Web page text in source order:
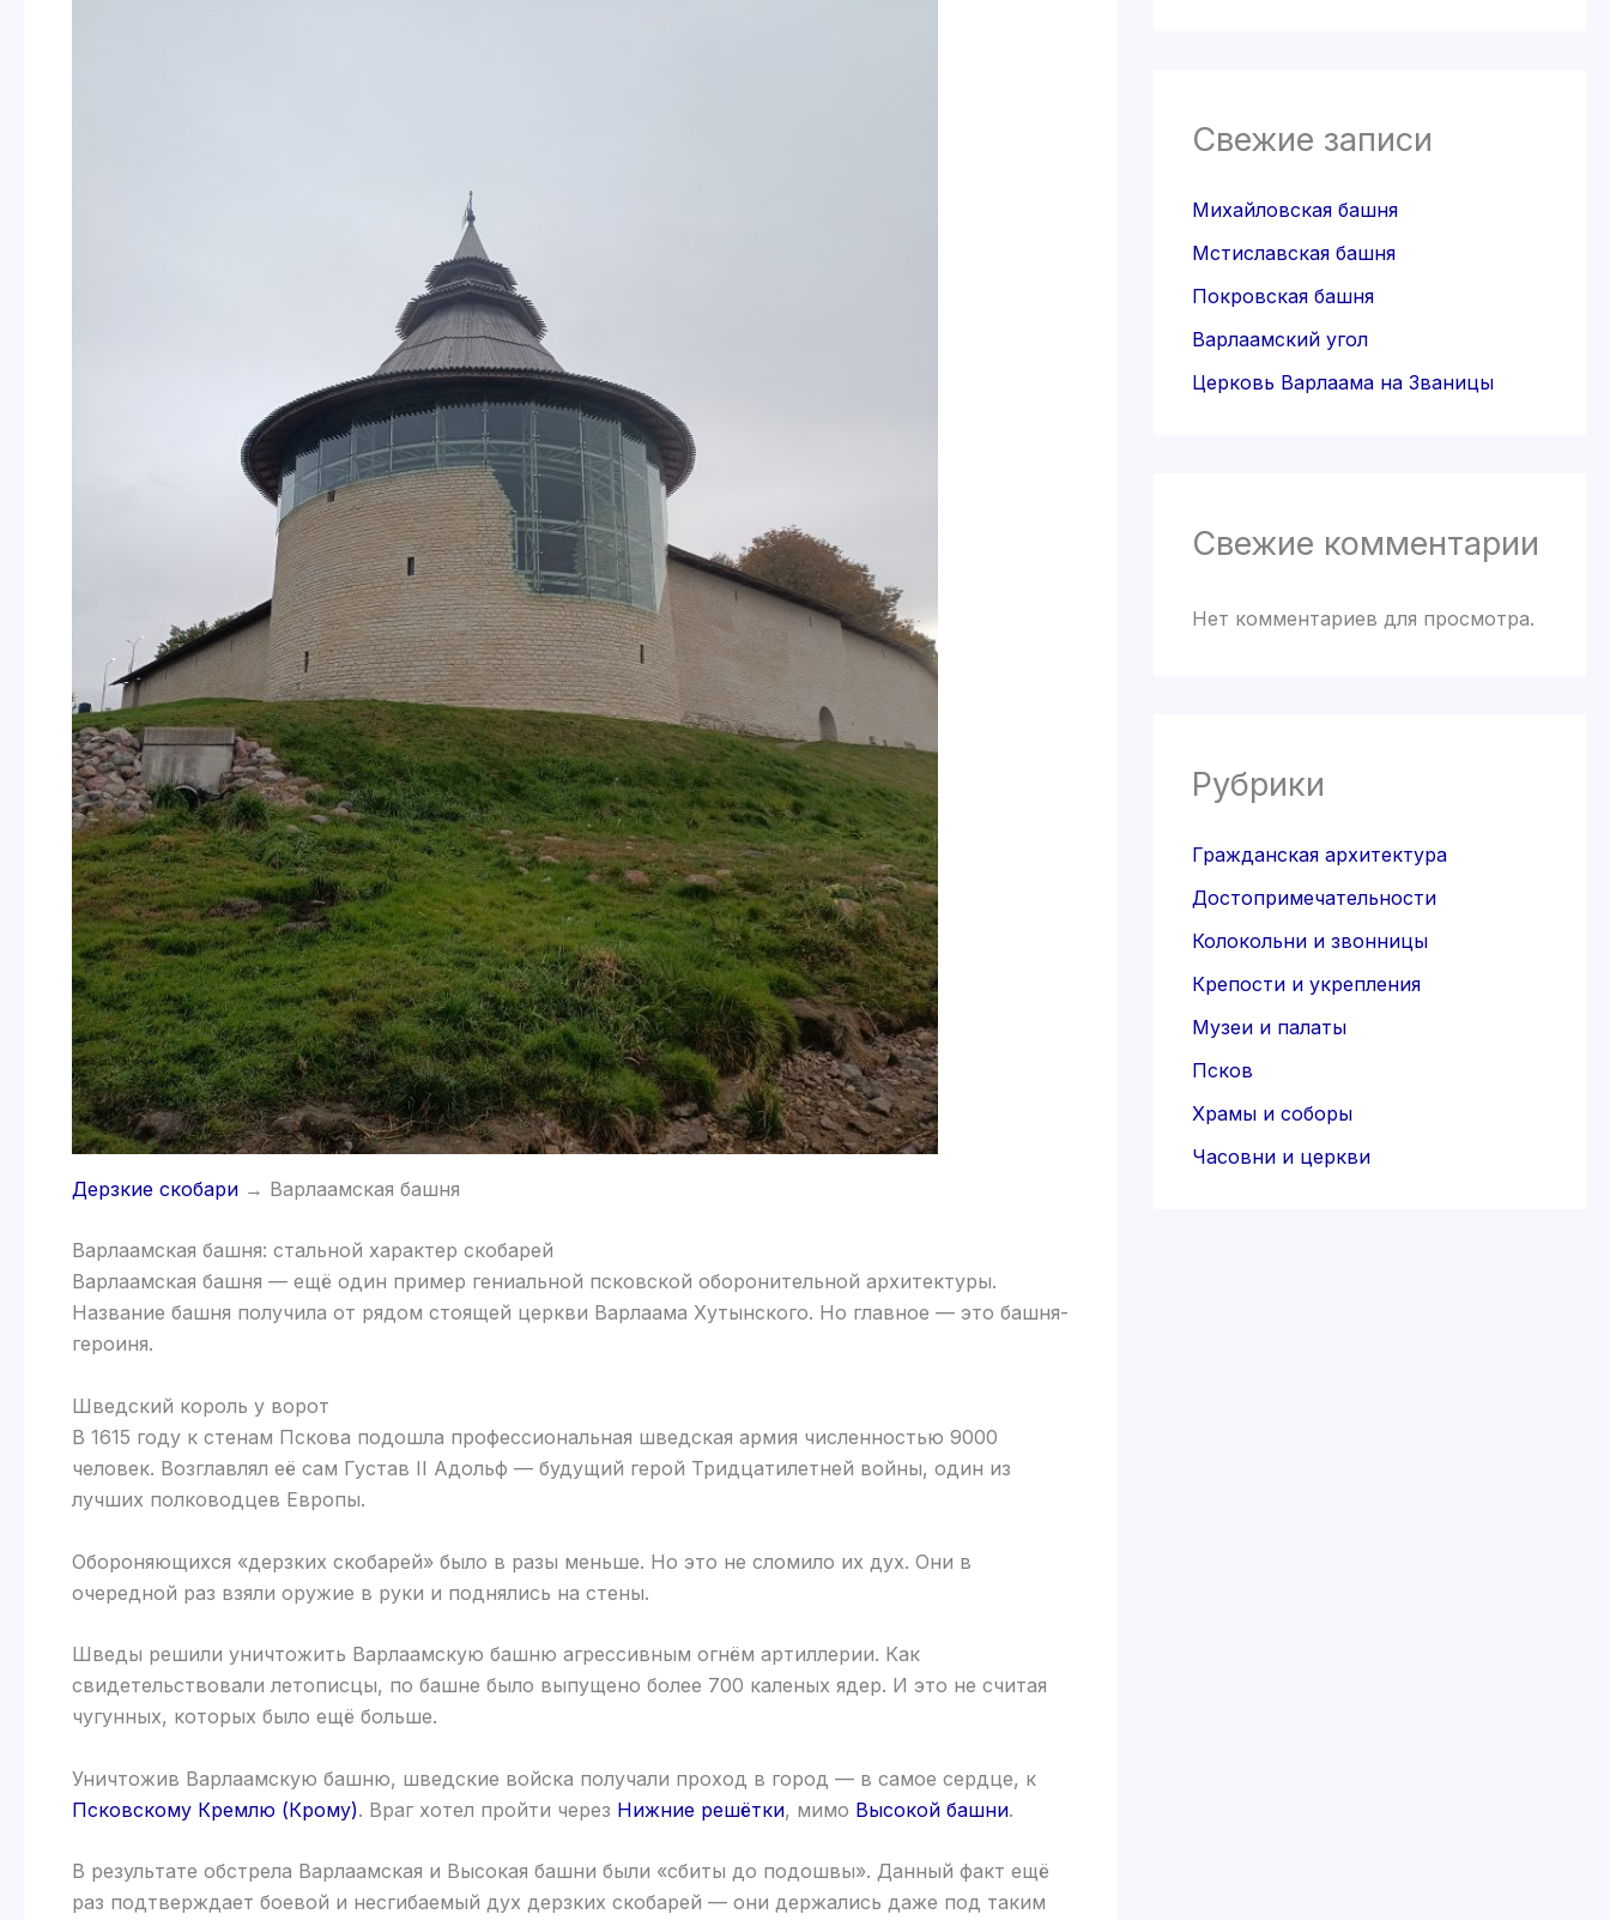
Дерзкие скобари → Варлаамская башня
Варлаамская башня: стальной характер скобарей
Варлаамская башня — ещё один пример гениальной псковской оборонительной архитектуры.
Название башня получила от рядом стоящей церкви Варлаама Хутынского. Но главное — это башня-
героиня.
Шведский король у ворот
В 1615 году к стенам Пскова подошла профессиональная шведская армия численностью 9000
человек. Возглавлял её сам Густав II Адольф — будущий герой Тридцатилетней войны, один из
лучших полководцев Европы.
Обороняющихся «дерзких скобарей» было в разы меньше. Но это не сломило их дух. Они в
очередной раз взяли оружие в руки и поднялись на стены.
Шведы решили уничтожить Варлаамскую башню агрессивным огнём артиллерии. Как
свидетельствовали летописцы, по башне было выпущено более 700 каленых ядер. И это не считая
чугунных, которых было ещё больше.
Уничтожив Варлаамскую башню, шведские войска получали проход в город — в самое сердце, к
Псковскому Кремлю (Крому). Враг хотел пройти через Нижние решётки, мимо Высокой башни.
В результате обстрела Варлаамская и Высокая башни были «сбиты до подошвы». Данный факт ещё
раз подтверждает боевой и несгибаемый дух дерзких скобарей — они держались даже под таким
Свежие записи
Михайловская башня
Мстиславская башня
Покровская башня
Варлаамский угол
Церковь Варлаама на Званицы
Свежие комментарии
Нет комментариев для просмотра.
Рубрики
Гражданская архитектура
Достопримечательности
Колокольни и звонницы
Крепости и укрепления
Музеи и палаты
Псков
Храмы и соборы
Часовни и церкви